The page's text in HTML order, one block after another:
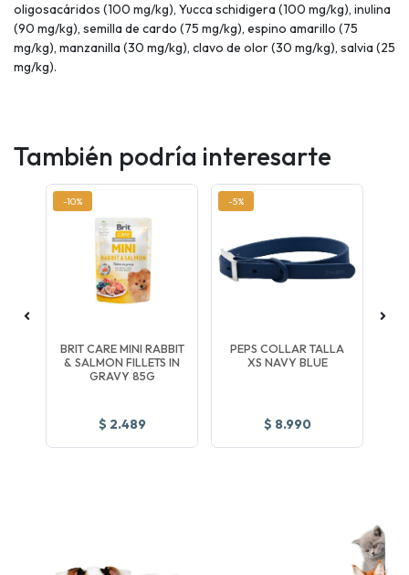
oligosacáridos (100 mg/kg), Yucca schidigera (100 mg/kg), inulina
(90 mg/kg), semilla de cardo (75 mg/kg), espino amarillo (75
mg/kg), manzanilla (30 mg/kg), clavo de olor (30 mg/kg), salvia (25
mg/kg).
También podría interesarte
-10%
BRIT CARE MINI RABBIT
& SALMON FILLETS IN
GRAVY 85G
$ 2.489
-5%
PEPS COLLAR TALLA
XS NAVY BLUE
$ 8.990